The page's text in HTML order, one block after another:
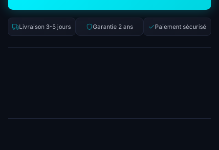
Livraison 3-5 jours Garantie 2 ans Paiement sécurisé